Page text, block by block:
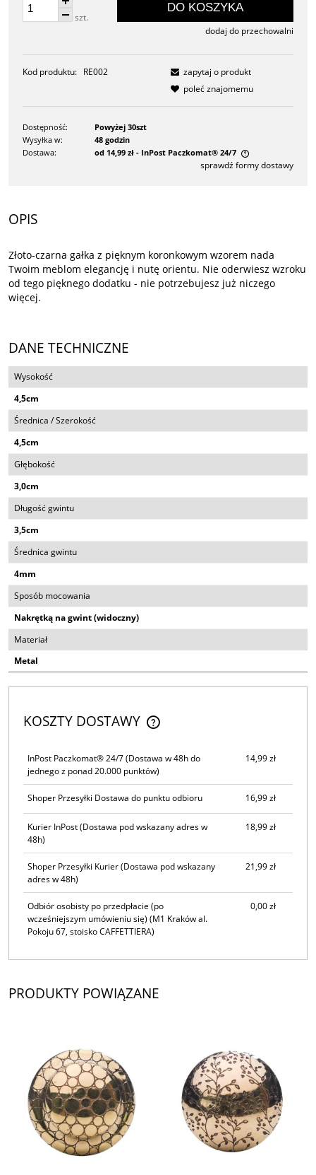
szt.
DO KOSZYKA
dodaj do przechowalni
Kod produktu: RE002
zapytaj o produkt
poleć znajomemu
Dostępność:
Powyżej 30szt
Wysyłka w:
48 godzin
Dostawa:
od 14,99 zł - InPost Paczkomat® 24/7
Cena nie zawiera ewentualnych kosztów płatności
sprawdź formy dostawy
OPIS
Złoto-czarna gałka z pięknym koronkowym wzorem nada
Twoim meblom elegancję i nutę orientu. Nie oderwiesz wzroku
od tego pięknego dodatku - nie potrzebujesz już niczego
więcej.
DANE TECHNICZNE
Wysokość
4,5cm
Średnica / Szerokość
4,5cm
Głębokość
3,0cm
Długość gwintu
3,5cm
Średnica gwintu
4mm
Sposób mocowania
Nakrętką na gwint (widoczny)
Materiał
Metal
KOSZTY DOSTAWY
CENA NIE ZAWIERA EWENTUALNYCH KOSZTÓW PŁATNOŚCI
InPost Paczkomat® 24/7(Dostawa w 48h do
jednego z ponad 20.000 punktów)
14,99 zł
Shoper Przesyłki Dostawa do punktu odbioru 16,99 zł
Kurier InPost(Dostawa pod wskazany adres w
48h)
18,99 zł
Shoper Przesyłki Kurier(Dostawa pod wskazany
adres w 48h)
21,99 zł
Odbiór osobisty po przedpłacie (po
wcześniejszym umówieniu się) (M1 Kraków al.
Pokoju 67, stoisko CAFFETTIERA)
0,00 zł
PRODUKTY POWIĄZANE